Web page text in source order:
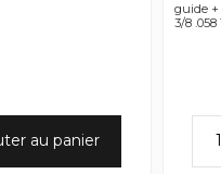
au panier
guide
3/8